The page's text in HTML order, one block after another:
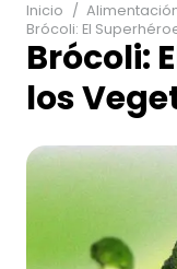
Inicio /
Brócoli: El
Brócoli:
los